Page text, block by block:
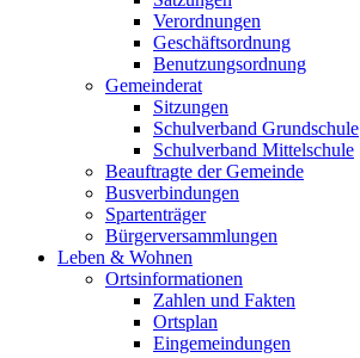
Verordnungen
Geschäftsordnung
Benutzungsordnung
Gemeinderat
Sitzungen
Schulverband Grundschule
Schulverband Mittelschule
Beauftragte der Gemeinde
Busverbindungen
Spartenträger
Bürgerversammlungen
Leben & Wohnen
Ortsinformationen
Zahlen und Fakten
Ortsplan
Eingemeindungen